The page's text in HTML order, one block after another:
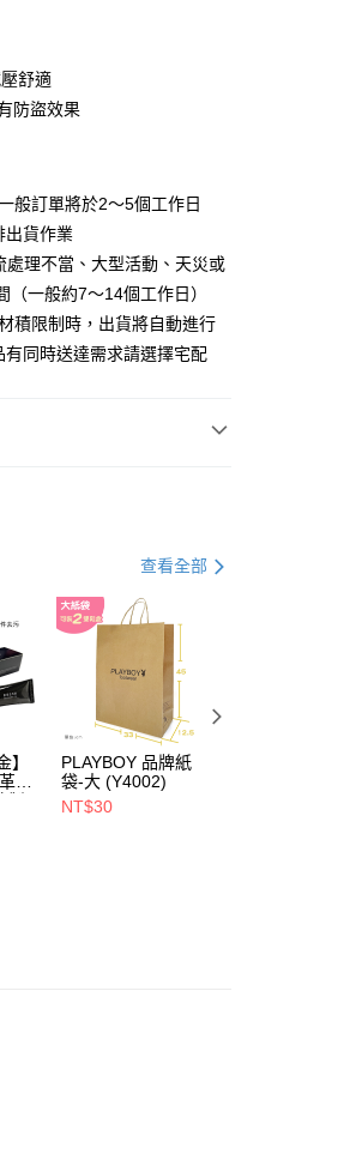
戶可立即使用無須另外申請。
立後會自動跳轉到大哥付的交易
、繳款截止日，確認付款後即
後續交易確認頁面所載為準。
達大哥付你分期系統評分，恕
期」於每月結算日後寄送繳費提
費。
（以下簡稱本公司）所提供，讓
契約關係目的，商店將以您的個人
料之確認、核對及更正。
https://oppay.tw/userRule
運費
費
費
費
舒適
防盜效果
般訂單將於2～5個工作日
出貨作業
處理不當、大型活動、天災或
一般約7～14個工作日）
積限制時，出貨將自動進行
同時送達需求請選擇宅配
查看全部
】
去
)-
PLAYBOY 品牌紙
袋-大 (Y4002)
NT$30